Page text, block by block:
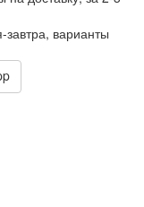
завтра, варианты